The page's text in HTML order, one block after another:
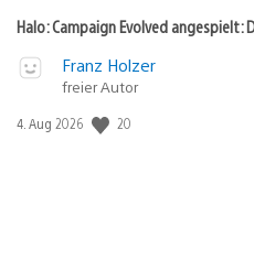
Halo: Campaign Evolved angespielt:
Franz Holzer
freier Autor
Veröffentlichungsdatum:
4. Aug 2026 20